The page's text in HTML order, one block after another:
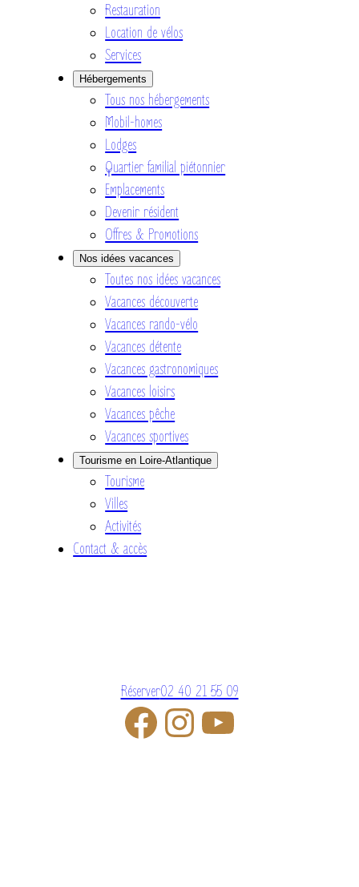
Restauration
Location de vélos
Services
Hébergements
Tous nos hébergements
Mobil-homes
Lodges
Quartier familial piétonnier
Emplacements
Devenir résident
Offres & Promotions
Nos idées vacances
Toutes nos idées vacances
Vacances découverte
Vacances rando-vélo
Vacances détente
Vacances gastronomiques
Vacances loisirs
Vacances pêche
Vacances sportives
Tourisme en Loire-Atlantique
Tourisme
Villes
Activités
Contact & accès
Réserver02 40 21 55 09